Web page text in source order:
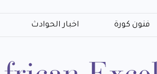
فنون كورة اخبار الحوادث